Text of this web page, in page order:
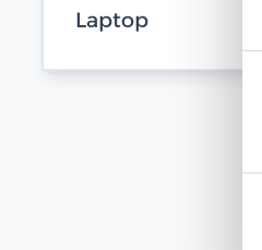
Laptop